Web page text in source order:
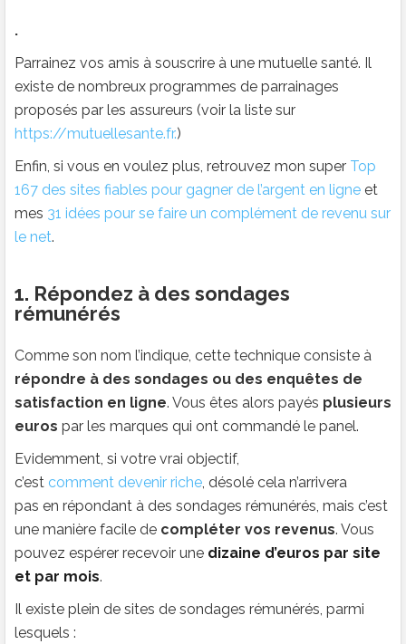
.
Parrainez vos amis à souscrire à une mutuelle santé. Il
existe de nombreux programmes de parrainages
proposés par les assureurs (voir la liste sur
https://mutuellesante.fr.)
Enfin, si vous en voulez plus, retrouvez mon super Top
167 des sites fiables pour gagner de l’argent en ligne et
mes 31 idées pour se faire un complément de revenu sur
le net.
1. Répondez à des sondages
rémunérés
Comme son nom l’indique, cette technique consiste à
répondre à des sondages ou des enquêtes de
satisfaction en ligne. Vous êtes alors payés plusieurs
euros par les marques qui ont commandé le panel.
Evidemment, si votre vrai objectif,
c’est comment devenir riche, désolé cela n’arrivera
pas en répondant à des sondages rémunérés, mais c’est
une manière facile de compléter vos revenus. Vous
pouvez espérer recevoir une dizaine d’euros par site
et par mois.
Il existe plein de sites de sondages rémunérés, parmi
lesquels :